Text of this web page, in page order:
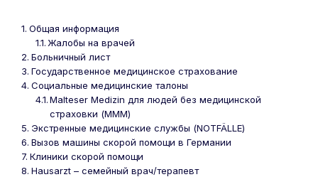
Общая информация
Жалобы на врачей
Больничный лист
Государственное медицинское страхование
Социальные медицинские талоны
Malteser Medizin для людей без медицинской
страховки (МММ)
Экстренные медицинские службы (NOTFÄLLE)
Вызов машины скорой помощи в Германии
Клиники скорой помощи
Hausarzt – семейный врач/терапевт